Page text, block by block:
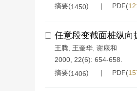
摘要(1450) PDF(
任意段变截面桩纵
王腾 王奎华 谢康和
2000, 22(6): 654-658.
摘要(1406) PDF(